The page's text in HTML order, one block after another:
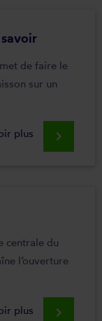
de faire le
sur un
plus keyboard_arrow_right
centrale du
l’ouverture
plus keyboard_arrow_right